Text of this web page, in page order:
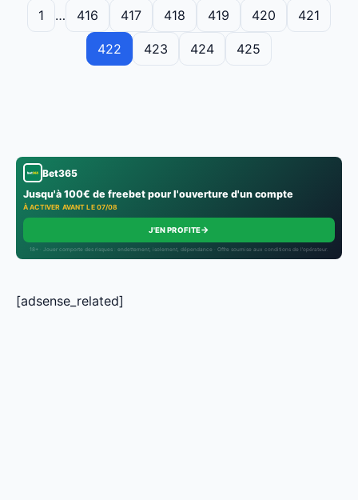
1 … 416 417 418 419 420 421
422 423 424 425
Bet365
Jusqu'à 100€ de freebet pour l'ouverture d'un compte
À ACTIVER AVANT LE 07/08
J'EN PROFITE→
18+ · Jouer comporte des risques : endettement, isolement, dépendance · Offre soumise aux conditions de l’opérateur.
[adsense_related]